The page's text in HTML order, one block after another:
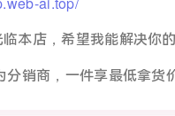
本店，希望我能解决你的
分销商，一件享最低拿货